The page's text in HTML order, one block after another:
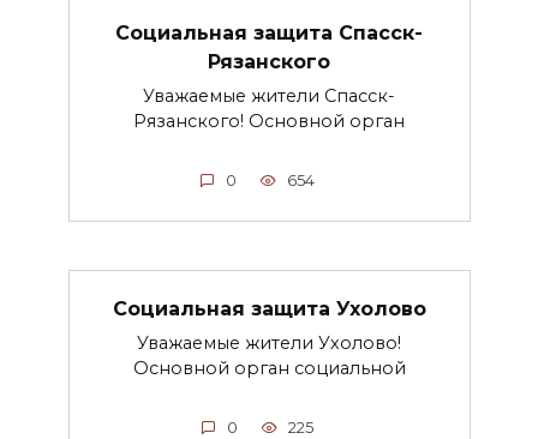
Социальная защита Спасск-
Рязанского
Уважаемые жители Спасск-
Рязанского! Основной орган
0 654
Социальная защита Ухолово
Уважаемые жители Ухолово!
Основной орган социальной
0 225